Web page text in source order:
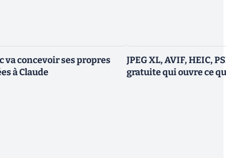
va concevoir ses propres
à Claude
JPEG XL, AVIF, HEIC,
gratuite qui ouvre ce